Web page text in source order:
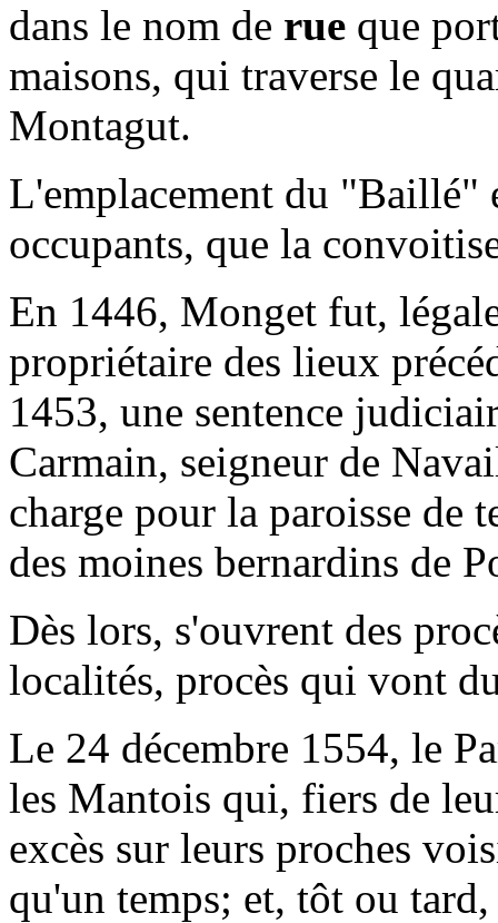
dans le nom de rue que
maisons, qui traverse le
Montagut.
L'emplacement du "Baillé"
occupants, que la
En 1446, Monget fut,
propriétaire des lieux
1453, une sentence
Carmain, seigneur de
charge pour la paroisse de
des moines bernardins de
Dès lors, s'ouvrent des
localités, procès qui vont
Le 24 décembre 1554, le
les Mantois qui, fiers de
excès sur leurs proches
qu'un temps; et, tôt ou